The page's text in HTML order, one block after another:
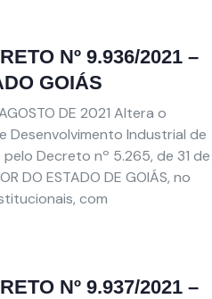
Nº 9.936/2021 –
GOIÁS
DE 2021 Altera o
Desenvolvimento Industrial de
pelo Decreto nº 5.265, de 31 de
DO ESTADO DE GOIÁS, no
com
Nº 9.937/2021 –